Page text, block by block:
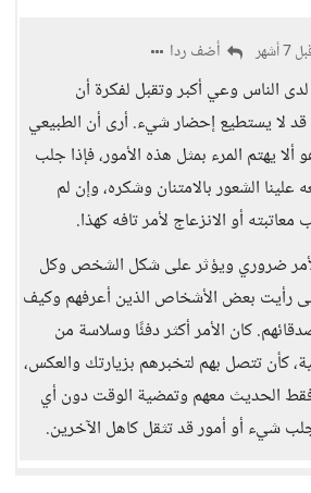
7 أشهر أضف ردا
الناس وعي أكبر وتقبل لفكرة أن
لا يستطيع إحضار شيء. أرى أن الطبيعي
ألا يهتم المرء بمثل هذه الأمور، فإذا جلب
الشعور بالامتنان وشكره، وإن لم
أو الانزعاج لأمر تافه كهذا.
ضروري ويؤثر على شكل الشخص وكل
رأيت بعض الأشخاص الذين أعرفهم وكيف
كان الأمر أكثر دفئًا وسلاسة من
كأن تتصل بهم لتخبرهم بزيارتك والعكس،
الحديث معهم وتمضية الوقت دون أي
شيء أو أمور قد تثقل كاهل الآخرين.